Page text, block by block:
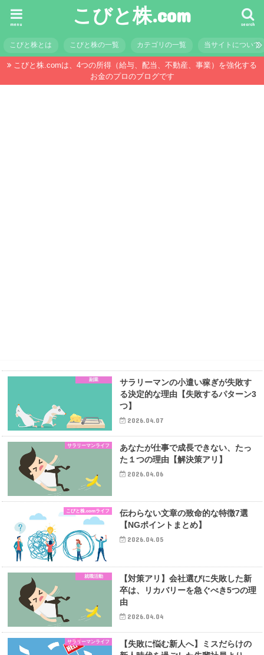
こびと株.com search
menu
こびと株とは こびと株の一覧 カテゴリの一覧 当サイトについて
こびと株.comは、4つの所得（給与、配当、不動産、事業）を強化する
お金のプロのブログです
副業
サラリーマンの小遣い稼ぎが失敗す
る決定的な理由【失敗するパターン3
つ】
2026.04.07
サラリーマンライフ
あなたが仕事で成長できない、たっ
た１つの理由【解決策アリ】
2026.04.06
こびと株.comライフ
伝わらない文章の致命的な特徴7選
【NGポイントまとめ】
2026.04.05
就職活動
【対策アリ】会社選びに失敗した新
卒は、リカバリーを急ぐべき5つの理
由
2026.04.04
サラリーマンライフ
【失敗に悩む新人へ】ミスだらけの